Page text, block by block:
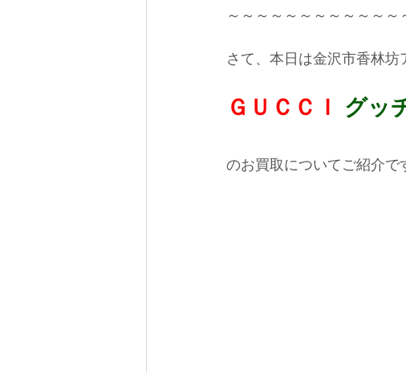
～～～～～～～～～～～
さて、本日は金沢市香林
ＧＵＣＣＩ グッ
のお買取についてご紹介で